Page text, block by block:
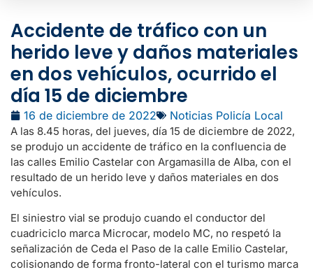
Accidente de tráfico con un
herido leve y daños materiales
en dos vehículos, ocurrido el
día 15 de diciembre
16 de diciembre de 2022 Noticias Policía Local
A las 8.45 horas, del jueves, día 15 de diciembre de 2022,
se produjo un accidente de tráfico en la confluencia de
las calles Emilio Castelar con Argamasilla de Alba, con el
resultado de un herido leve y daños materiales en dos
vehículos.
El siniestro vial se produjo cuando el conductor del
cuadriciclo marca Microcar, modelo MC, no respetó la
señalización de Ceda el Paso de la calle Emilio Castelar,
colisionando de forma fronto-lateral con el turismo marca